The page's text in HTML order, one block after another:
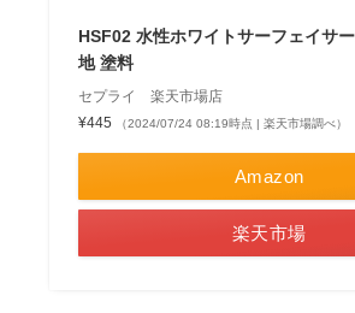
HSF02 水性ホワイトサーフェイサ
地 塗料
セプライ 楽天市場店
¥445
（2024/07/24 08:19時点 | 楽天市場調べ）
Amazon
楽天市場